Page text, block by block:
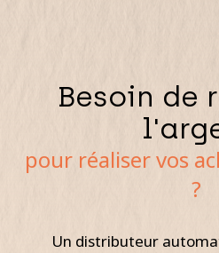
Besoin de
pour réaliser vos
?
Un distributeur